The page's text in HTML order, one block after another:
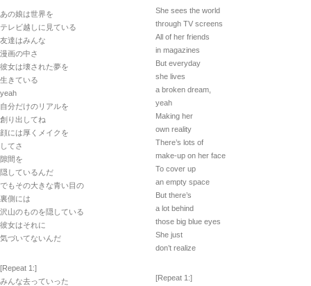
あの娘は世界を
テレビ越しに見ている
友達はみんな
漫画の中さ
彼女は壊された夢を
生きている
yeah
自分だけのリアルを
創り出してね
顔には厚くメイクを
してさ
隙間を
隠しているんだ
でもその大きな青い目の
裏側には
沢山のものを隠している
彼女はそれに
気づいてないんだ
[Repeat 1:]
みんな去っていった
She sees the world
through TV screens
All of her friends
in magazines
But everyday
she lives
a broken dream,
yeah
Making her
own reality
There’s lots of
make-up on her face
To cover up
an empty space
But there’s
a lot behind
those big blue eyes
She just
don’t realize
[Repeat 1:]